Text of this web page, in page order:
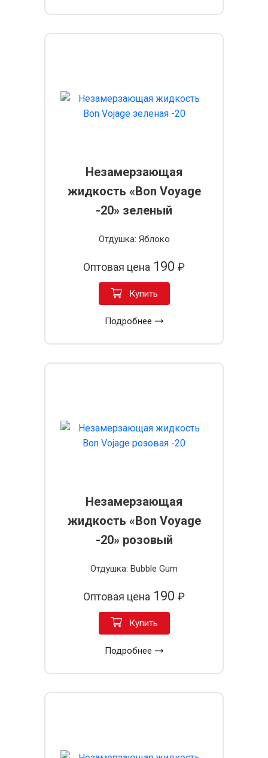
Незамерзающая
жидкость «Bon Voyage
-20» зеленый
Отдушка: Яблоко
Оптовая цена 190 ₽
Купить
Подробнее
Незамерзающая
жидкость «Bon Voyage
-20» розовый
Отдушка: Bubble Gum
Оптовая цена 190 ₽
Купить
Подробнее